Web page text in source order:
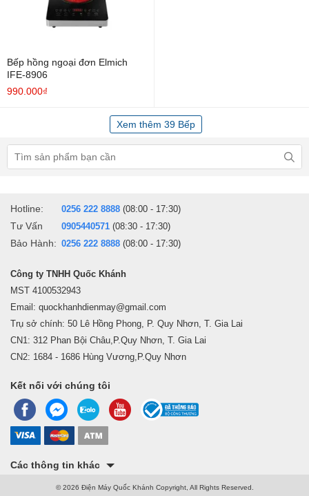
Bếp hồng ngoại đơn Elmich
IFE-8906
990.000₫
Xem thêm 39 Bếp
Hotline: 0256 222 8888 (08:00 - 17:30)
Tư Vấn 0905440571 (08:30 - 17:30)
Bảo Hành: 0256 222 8888 (08:00 - 17:30)
Công ty TNHH Quốc Khánh
MST 4100532943
Email: quockhanhdienmay@gmail.com
Trụ sở chính: 50 Lê Hồng Phong, P. Quy Nhơn, T. Gia Lai
CN1: 312 Phan Bội Châu,P.Quy Nhơn, T. Gia Lai
CN2: 1684 - 1686 Hùng Vương,P.Quy Nhơn
Kết nối với chúng tôi
Các thông tin khác
© 2026 Điện Máy Quốc Khánh Copyright, All Rights Reserved.